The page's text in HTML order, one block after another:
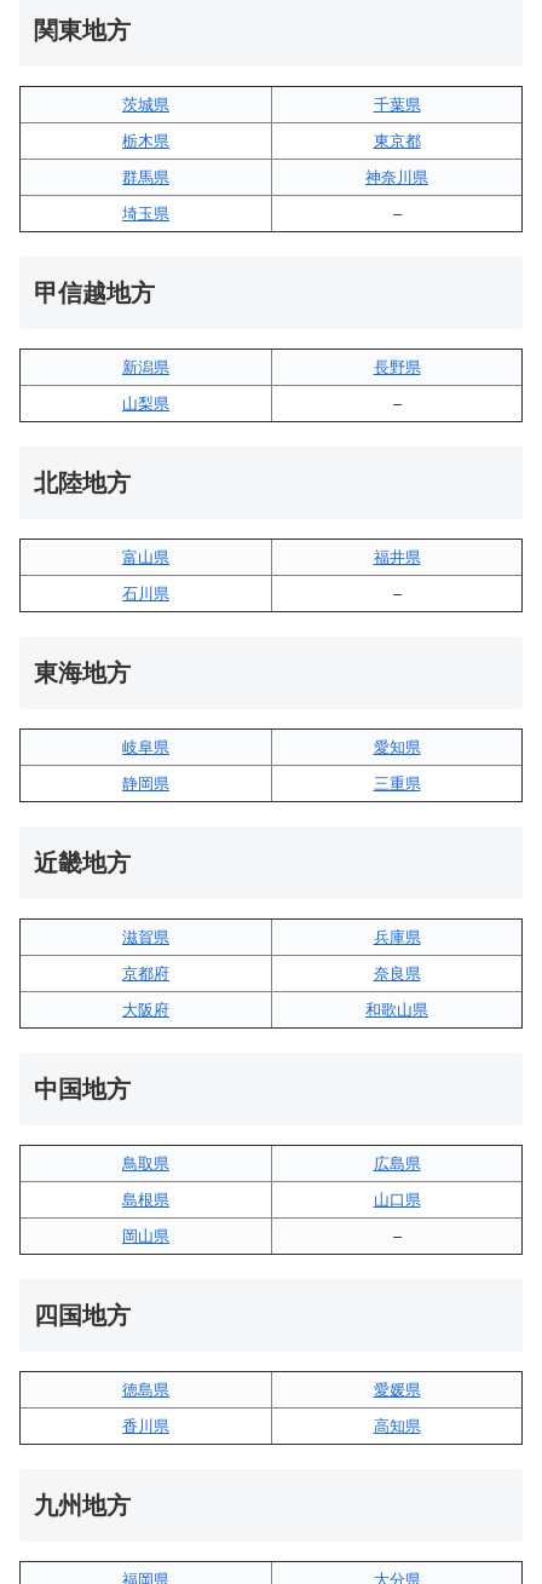
関東地方
茨城県
千葉県
栃木県
東京都
群馬県
神奈川県
埼玉県
–
甲信越地方
新潟県
長野県
山梨県
–
北陸地方
富山県
福井県
石川県
–
東海地方
岐阜県
愛知県
静岡県
三重県
近畿地方
滋賀県
兵庫県
京都府
奈良県
大阪府
和歌山県
中国地方
鳥取県
広島県
島根県
山口県
岡山県
–
四国地方
徳島県
愛媛県
香川県
高知県
九州地方
福岡県 大分県